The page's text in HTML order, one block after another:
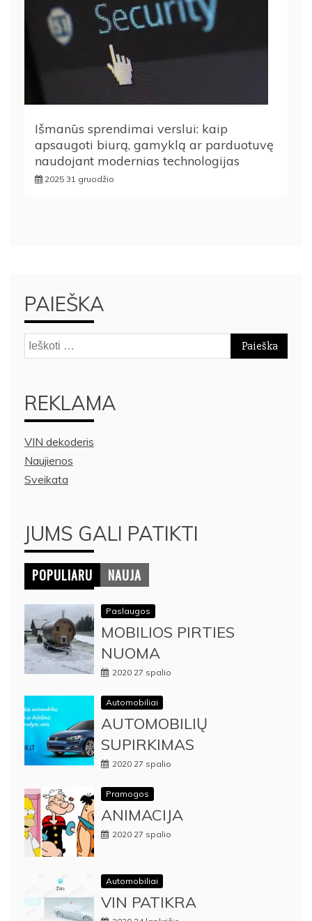
Išmanūs sprendimai verslui: kaip
apsaugoti biurą, gamyklą ar parduotuvę
naudojant modernias technologijas
2025 31 gruodžio
PAIEŠKA
Ieškoti:
REKLAMA
VIN dekoderis
Naujienos
Sveikata
JUMS GALI PATIKTI
POPULIARU NAUJA
Paslaugos
MOBILIOS PIRTIES
NUOMA
2020 27 spalio
Automobiliai
AUTOMOBILIŲ
SUPIRKIMAS
2020 27 spalio
Pramogos
ANIMACIJA
2020 27 spalio
Automobiliai
VIN PATIKRA